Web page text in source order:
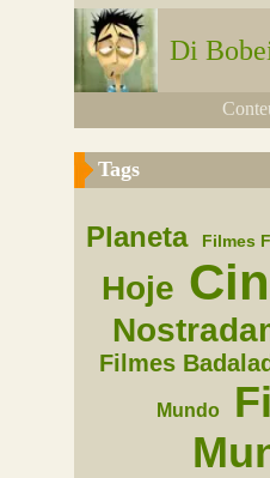
Di
Tags
Planeta Filmes
Hoje
Filmes
Mundo